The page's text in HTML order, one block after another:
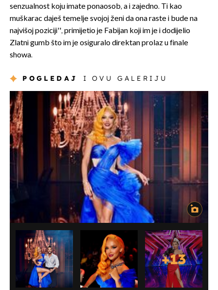
senzualnost koju imate ponaosob, a i zajedno. Ti kao
muškarac daješ temelje svojoj ženi da ona raste i bude na
najvišoj poziciji'', primijetio je Fabijan koji im je i dodijelio
Zlatni gumb što im je osiguralo direktan prolaz u finale
showa.
POGLEDAJ I OVU GALERIJU
+13